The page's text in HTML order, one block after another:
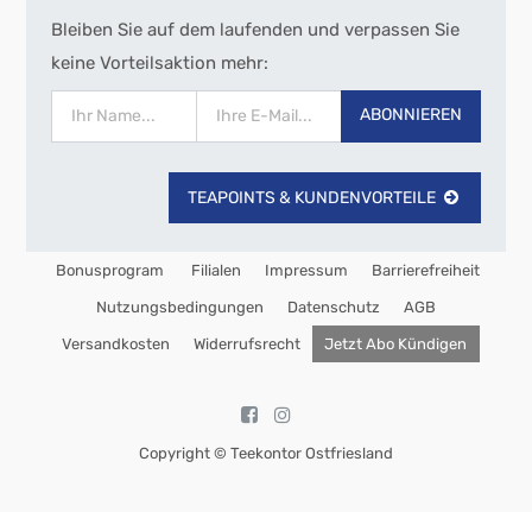
Bleiben Sie auf dem laufenden und verpassen Sie
keine Vorteilsaktion mehr:
ABONNIEREN
TEAPOINTS & KUNDENVORTEILE
Bonusprogram Filialen Impressum Barrierefreiheit
Nutzungsbedingungen Datenschutz AGB
Versandkosten Widerrufsrecht Jetzt Abo Kündigen
Copyright © Teekontor Ostfriesland